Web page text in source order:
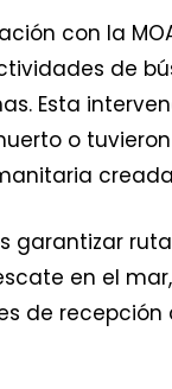
con la
de
Esta
o
garantizar
en el
de